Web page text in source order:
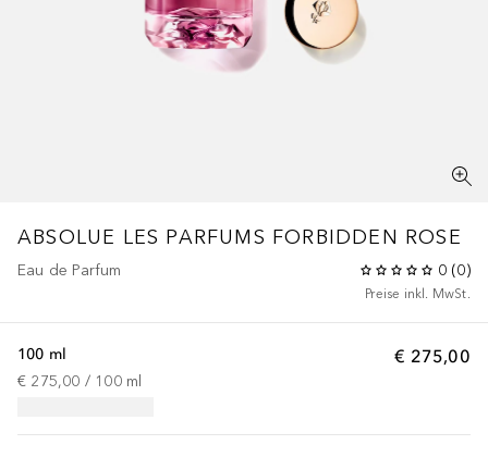
ABSOLUE LES PARFUMS FORBIDDEN ROSE
Eau de Parfum 0 (0)
Preise inkl. MwSt.
€ 275,00
100 ml
€ 275,00 / 100 ml